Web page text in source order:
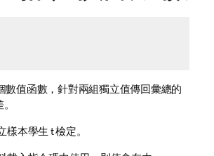
數值函數，針對兩組獨立值傳回彙總的
本學生 t 檢定。